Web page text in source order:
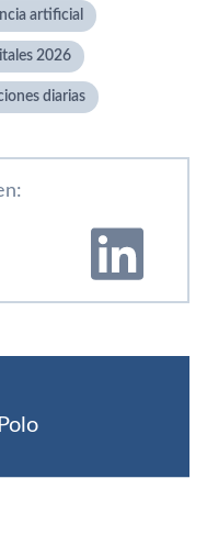
artificial
2026
diarias